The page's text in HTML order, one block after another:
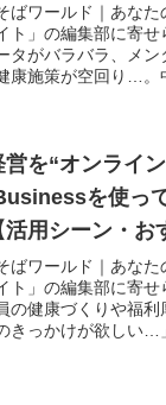
ワールド｜あなた
ト」の編集部に寄
タがバラバラ、メン
康施策が空回り…。
を“オンライ
を使っ
用シーン・お
ワールド｜あなた
ト」の編集部に寄
の健康づくりや福
きっかけが欲しい…